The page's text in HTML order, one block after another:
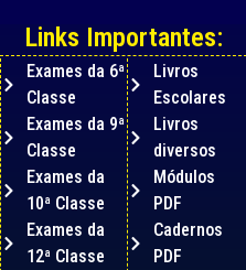
Links Importantes:
Exames da 6ª
Classe
Exames da 9ª
Classe
Exames da
10ª Classe
Exames da
12ª Classe
Livros
Escolares
Livros
diversos
Módulos
PDF
Cadernos
PDF